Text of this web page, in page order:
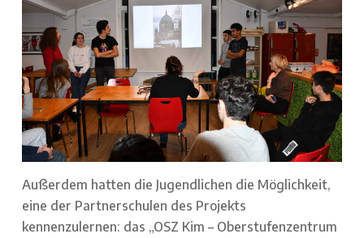
Außerdem hatten die Jugendlichen die Möglichkeit,
eine der Partnerschulen des Projekts
kennenzulernen: das „OSZ Kim – Oberstufenzentrum